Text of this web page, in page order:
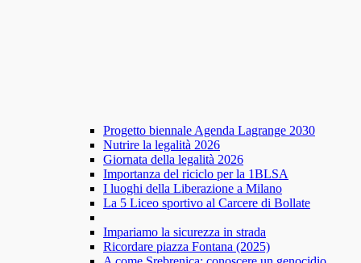
Progetto biennale Agenda Lagrange 2030
Nutrire la legalità 2026
Giornata della legalità 2026
Importanza del riciclo per la 1BLSA
I luoghi della Liberazione a Milano
La 5 Liceo sportivo al Carcere di Bollate
Impariamo la sicurezza in strada
Ricordare piazza Fontana (2025)